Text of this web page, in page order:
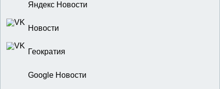
Яндекс Новости
Новости
Геократия
Google Новости